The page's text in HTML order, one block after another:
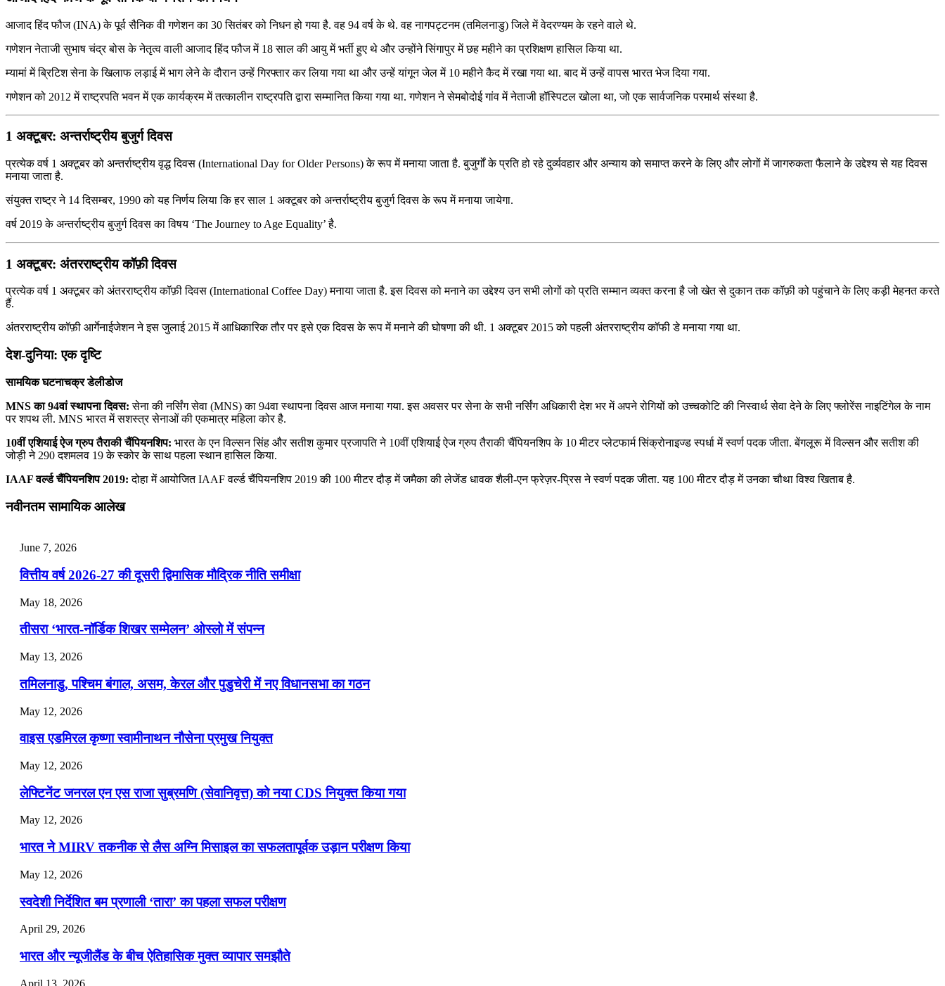
आजाद हिंद फौज (INA) के पूर्व सैनिक वी गणेशन का 30 सितंबर को निधन हो गया है. वह 94 वर्ष के थे. वह नागपट्टनम (तमिलनाडु) जिले में वेदरण्यम के रहने वाले थे.
गणेशन नेताजी सुभाष चंद्र बोस के नेतृत्व वाली आजाद हिंद फौज में 18 साल की आयु में भर्ती हुए थे और उन्होंने सिंगापुर में छह महीने का प्रशिक्षण हासिल किया था.
म्यामां में ब्रिटिश सेना के खिलाफ लड़ाई में भाग लेने के दौरान उन्हें गिरफ्तार कर लिया गया था और उन्हें यांगून जेल में 10 महीने कैद में रखा गया था. बाद में उन्हें वापस भारत भेज दिया गया.
गणेशन को 2012 में राष्ट्रपति भवन में एक कार्यक्रम में तत्कालीन राष्ट्रपति द्वारा सम्मानित किया गया था. गणेशन ने सेमबोदोई गांव में नेताजी हॉस्पिटल खोला था, जो एक सार्वजनिक परमार्थ संस्था है.
1 अक्टूबर: अन्तर्राष्ट्रीय बुजुर्ग दिवस
प्रत्येक वर्ष 1 अक्टूबर को अन्तर्राष्ट्रीय वृद्ध दिवस (International Day for Older Persons) के रूप में मनाया जाता है. बुजुर्गों के प्रति हो रहे दुर्व्यवहार और अन्याय को समाप्त करने के लिए और लोगों में जागरुकता फैलाने के उद्देश्य से यह दिवस
मनाया जाता है.
संयुक्त राष्ट्र ने 14 दिसम्बर, 1990 को यह निर्णय लिया कि हर साल 1 अक्टूबर को अन्तर्राष्ट्रीय बुजुर्ग दिवस के रूप में मनाया जायेगा.
वर्ष 2019 के अन्तर्राष्ट्रीय बुजुर्ग दिवस का विषय ‘The Journey to Age Equality’ है.
1 अक्टूबर: अंतरराष्ट्रीय कॉफ़ी दिवस
प्रत्येक वर्ष 1 अक्टूबर को अंतरराष्ट्रीय कॉफ़ी दिवस (International Coffee Day) मनाया जाता है. इस दिवस को मनाने का उद्देश्य उन सभी लोगों को प्रति सम्मान व्यक्त करना है जो खेत से दुकान तक कॉफ़ी को पहुंचाने के लिए कड़ी मेहनत करते
हैं.
अंतरराष्ट्रीय कॉफ़ी आर्गेनाईजेशन ने इस जुलाई 2015 में आधिकारिक तौर पर इसे एक दिवस के रूप में मनाने की घोषणा की थी. 1 अक्टूबर 2015 को पहली अंतरराष्ट्रीय कॉफी डे मनाया गया था.
देश-दुनिया: एक दृष्टि
सामयिक घटनाचक्र डेलीडोज
MNS का 94वां स्‍थापना दिवस: सेना की नर्सिंग सेवा (MNS) का 94वा स्‍थापना दिवस आज मनाया गया. इस अवसर पर सेना के सभी नर्सिंग अधिकारी देश भर में अपने रोगियों को उच्‍चकोटि की निस्‍वार्थ सेवा देने के लिए फ्लोरेंस नाइटिंगेल के नाम
पर शपथ ली. MNS भारत में सशस्‍त्र सेनाओं की एकमात्र महिला कोर है.
10वीं एशियाई ऐज ग्रुप तैराकी चैंपियनशिप: भारत के एन विल्‍सन सिंह और सतीश कुमार प्रजापति ने 10वीं एशियाई ऐज ग्रुप तैराकी चैंपियनशिप के 10 मीटर प्‍लेटफार्म सिंक्रोनाइज्‍ड स्‍पर्धा में स्‍वर्ण पदक जीता. बेंगलूरू में विल्‍सन और सतीश की
जोड़ी ने 290 दशमलव 19 के स्‍कोर के साथ पहला स्‍थान हासिल किया.
IAAF वर्ल्ड चैंपियनशिप 2019: दोहा में आयोजित IAAF वर्ल्ड चैंपियनशिप 2019 की 100 मीटर दौड़ में जमैका की लेजेंड धावक शैली-एन फ्रेज़र-प्रिस ने स्वर्ण पदक जीता. यह 100 मीटर दौड़ में उनका चौथा विश्व खिताब है.
नवीनतम सामायिक आलेख
June 7, 2026
वित्तीय वर्ष 2026-27 की दूसरी द्विमासिक मौद्रिक नीति समीक्षा
May 18, 2026
तीसरा ‘भारत-नॉर्डिक शिखर सम्मेलन’ ओस्लो में संपन्न
May 13, 2026
तमिलनाडु, पश्चिम बंगाल, असम, केरल और पुडुचेरी में नए विधानसभा का गठन
May 12, 2026
वाइस एडमिरल कृष्णा स्वामीनाथन नौसेना प्रमुख नियुक्त
May 12, 2026
लेफ्टिनेंट जनरल एन एस राजा सुब्रमणि (सेवानिवृत्त) को नया CDS नियुक्त किया गया
May 12, 2026
भारत ने MIRV तकनीक से लैस अग्नि मिसाइल का सफलतापूर्वक उड़ान परीक्षण किया
May 12, 2026
स्वदेशी निर्देशित बम प्रणाली ‘तारा’ का पहला सफल परीक्षण
April 29, 2026
भारत और न्यूजीलैंड के बीच ऐतिहासिक मुक्त व्यापार समझौते
April 13, 2026